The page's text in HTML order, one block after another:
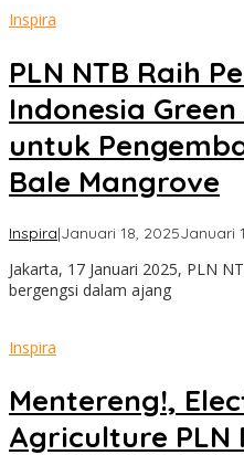
Inspira
PLN NTB Raih
Indonesia
untuk
Bale Mangrove
Inspira|Januari 18, 2025Januari
Jakarta, 17 Januari 2025, PLN
bergengsi dalam ajang
Inspira
Mentereng!,
Agriculture PLN